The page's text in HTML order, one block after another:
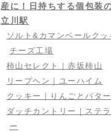
産に！日持ちする個包装
立川駅
ソルト&カマンベールクッ
チーズ工場
柿山セレクト｜赤坂柿山
リープヘン｜ユーハイム
クッキー｜りんごとバター
ダッチカントリー｜ステ
ー